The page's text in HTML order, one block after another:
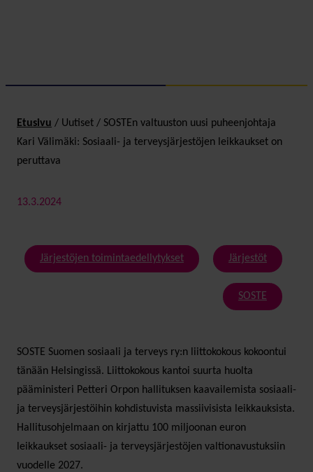
Etusivu / Uutiset / SOSTEn valtuuston uusi puheenjohtaja
Kari Välimäki: Sosiaali- ja terveysjärjestöjen leikkaukset on
peruttava
13.3.2024
Järjestöjen toimintaedellytykset Järjestöt
SOSTE
SOSTE Suomen sosiaali ja terveys ry:n liittokokous kokoontui
tänään Helsingissä. Liittokokous kantoi suurta huolta
pääministeri Petteri Orpon hallituksen kaavailemista sosiaali-
ja terveysjärjestöihin kohdistuvista massiivisista leikkauksista.
Hallitusohjelmaan on kirjattu 100 miljoonan euron
leikkaukset sosiaali- ja terveysjärjestöjen valtionavustuksiin
vuodelle 2027.